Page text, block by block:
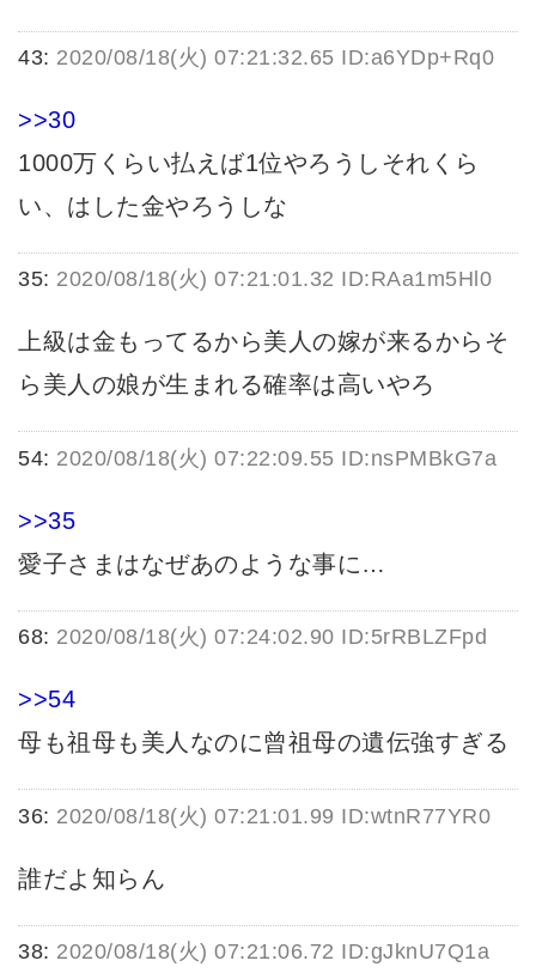
43: 2020/08/18(火) 07:21:32.65 ID:a6YDp+Rq0
>>30
1000万くらい払えば1位やろうしそれくら
い、はした金やろうしな
35: 2020/08/18(火) 07:21:01.32 ID:RAa1m5Hl0
上級は金もってるから美人の嫁が来るからそ
ら美人の娘が生まれる確率は高いやろ
54: 2020/08/18(火) 07:22:09.55 ID:nsPMBkG7a
>>35
愛子さまはなぜあのような事に…
68: 2020/08/18(火) 07:24:02.90 ID:5rRBLZFpd
>>54
母も祖母も美人なのに曾祖母の遺伝強すぎる
36: 2020/08/18(火) 07:21:01.99 ID:wtnR77YR0
誰だよ知らん
38: 2020/08/18(火) 07:21:06.72 ID:gJknU7Q1a